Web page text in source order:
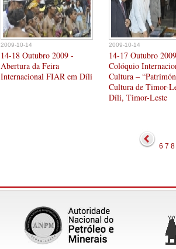
2009-10-14
14-18 Outubro 2009 -
Abertura da Feira
Internacional FIAR em Díli
2009-10-14
14-17 Outubro
Colóquio
Cultura –
Cultura de Timor-
Díli, Timor-Leste
6 7 8